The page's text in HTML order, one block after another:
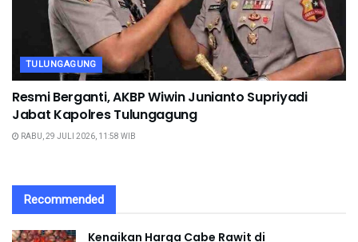
TULUNGAGUNG
Resmi Berganti, AKBP Wiwin Junianto Supriyadi
Jabat Kapolres Tulungagung
RABU, 29 JULI 2026, 11:58 WIB
Recommended
Kenaikan Harga Cabe Rawit di